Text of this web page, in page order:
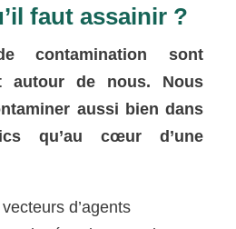
faut assainir ?
contamination sont
autour de nous. Nous
aussi bien dans
qu’au cœur d’une
d’agents